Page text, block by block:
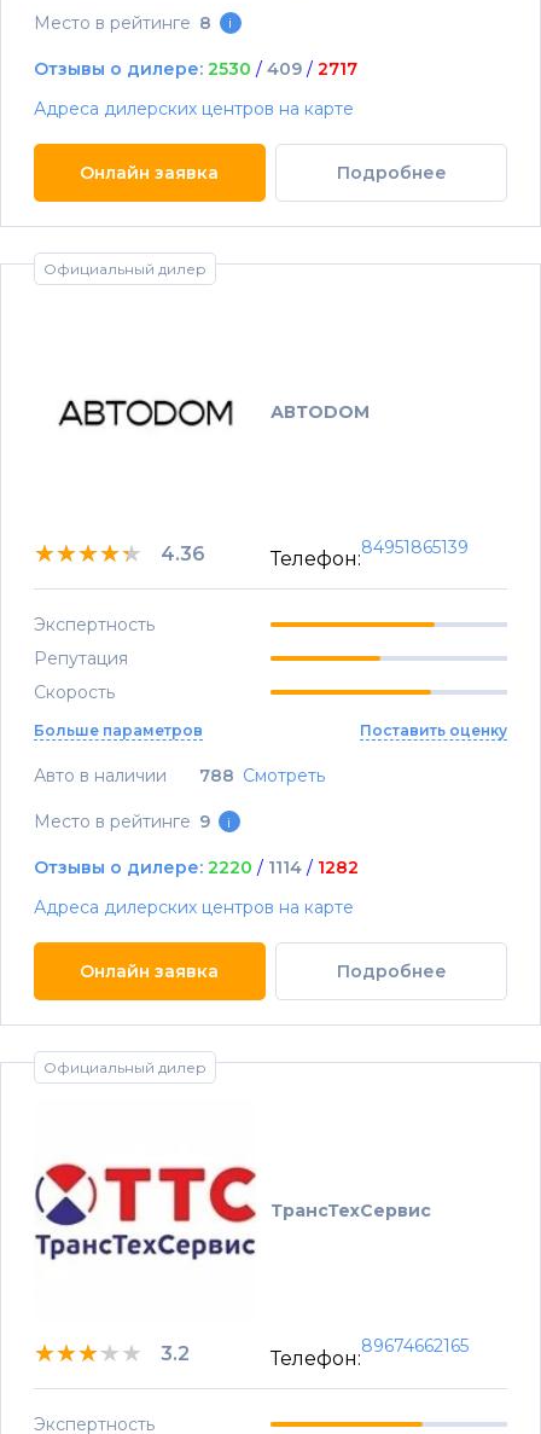
Место в рейтинге 8 i
Отзывы о дилере: 2530 / 409 / 2717
Адреса дилерских центров на карте
Онлайн заявка Подробнее
Официальный дилер
АВТОDОМ
★★★★★
★★★★★
★★★★★ 4.36 Телефон:
84951865139
Экспертность
Репутация
Скорость
Больше параметров Поставить оценку
Авто в наличии 788 Смотреть
Место в рейтинге 9 i
Отзывы о дилере: 2220 / 1114 / 1282
Адреса дилерских центров на карте
Онлайн заявка Подробнее
Официальный дилер
ТрансТехСервис
★★★★★
★★★★★
★★★★★ 3.2 Телефон:
89674662165
Экспертность